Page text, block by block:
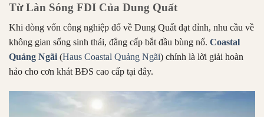
Từ Làn Sóng FDI Của Dung Quất
Khi dòng vốn công nghiệp đổ về Dung Quất đạt đỉnh, nhu cầu về
không gian sống sinh thái, đẳng cấp bắt đầu bùng nổ. Coastal
Quảng Ngãi (Haus Coastal Quảng Ngãi) chính là lời giải hoàn
hảo cho cơn khát BĐS cao cấp tại đây.